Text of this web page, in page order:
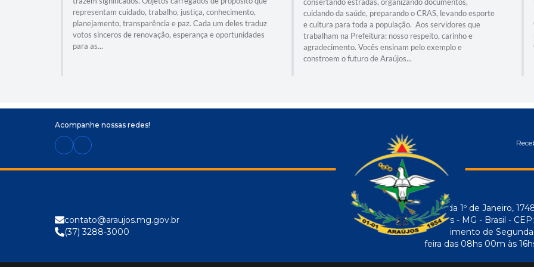
representam cuidado, trabalho, justiça, conhecimento,
planejamento, transparência e paz. Cada um deles traduz
votos sinceros de renovação, esperança e oportunidades
para as...
consertando estradas, organizando documentos,
cuidando da saúde, preparando o CRAS, levando esporte
e cultura para toda a população. Aos servidores que
trabalham na Prefeitura: nosso respeito, carinho e
agradecimento. Vocês ensinam pelo exemplo e
constroem o futuro de Araújos...
Acompanhe nossas redes!
contato@araujos.mg.gov.br
(37) 3288-3000
Avenida 1º de Janeiro,
Araújos - MG - Brasil -
Atendimento de
feira das 08hs 00m às